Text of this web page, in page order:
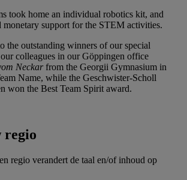
took home an individual robotics kit, and
monetary support for the STEM activities.
the outstanding winners of our special
colleagues in our Göppingen office
Neckarfrom the Georgii Gymnasium in
Name, while the Geschwister-Scholl
won the Best Team Spirit award.
regio
regio verandert de taal en/of inhoud op